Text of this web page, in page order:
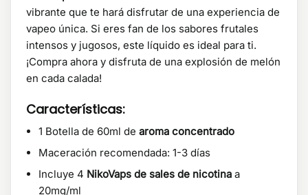
vibrante que te hará disfrutar de una experiencia de
vapeo única. Si eres fan de los sabores frutales
intensos y jugosos, este líquido es ideal para ti.
¡Compra ahora y disfruta de una explosión de melón
en cada calada!
Características:
1 Botella de 60ml de aroma concentrado
Maceración recomendada: 1-3 días
Incluye 4 NikoVaps de sales de nicotina a
20mg/ml